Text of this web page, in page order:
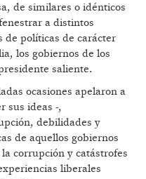
de similares o idénticos
a distintos
de políticas de carácter
los gobiernos de los
saliente.
ocasiones apelaron a
sus ideas -,
debilidades y
de aquellos gobiernos
corrupción y catástrofes
liberales